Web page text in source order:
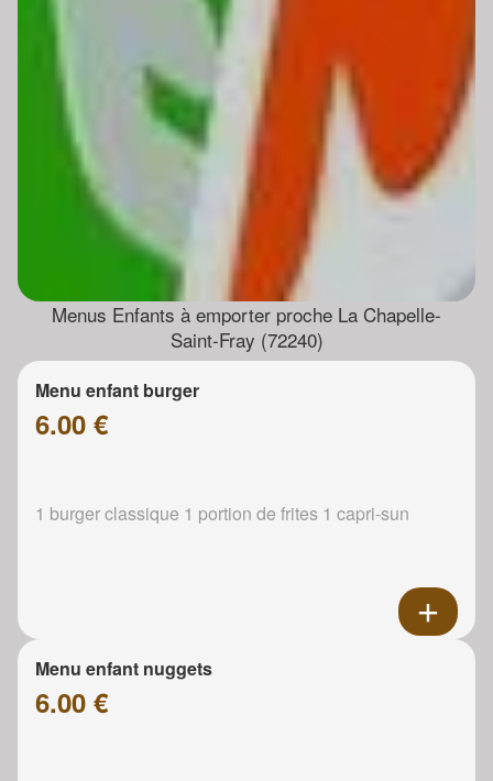
Menus Enfants à emporter proche La Chapelle-
Saint-Fray (72240)
Menu enfant burger
6.00 €
1 burger classique 1 portion de frites 1 capri-sun
Menu enfant nuggets
6.00 €